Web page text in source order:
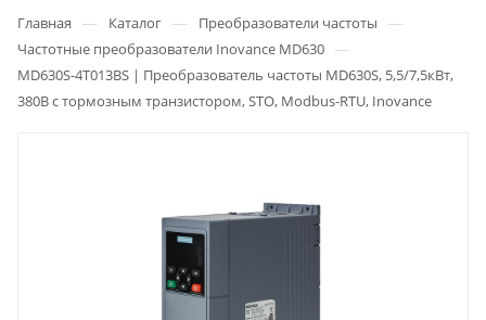
Главная — Каталог — Преобразователи частоты —
Частотные преобразователи Inovance MD630 —
MD630S-4T013BS | Преобразователь частоты MD630S, 5,5/7,5кВт,
380В с тормозным транзистором, STO, Modbus-RTU, Inovance